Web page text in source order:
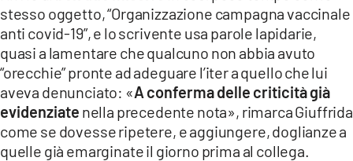
stesso oggetto, “Organizzazione campagna vaccinale
anti covid-19”, e lo scrivente usa parole lapidarie,
quasi a lamentare che qualcuno non abbia avuto
“orecchie” pronte ad adeguare l’iter a quello che lui
aveva denunciato: «A conferma delle criticità già
evidenziate nella precedente nota», rimarca Giuffrida
come se dovesse ripetere, e aggiungere, doglianze a
quelle già emarginate il giorno prima al collega.